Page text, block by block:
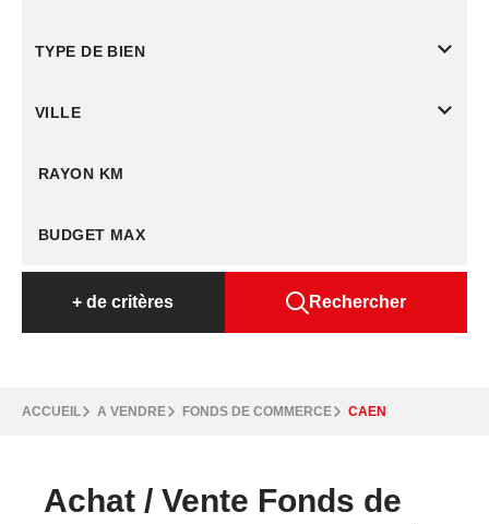
TYPE DE BIEN
VILLE
RAYON KM
+ de critères Rechercher
ACCUEIL A VENDRE FONDS DE COMMERCE CAEN
Achat / Vente Fonds de